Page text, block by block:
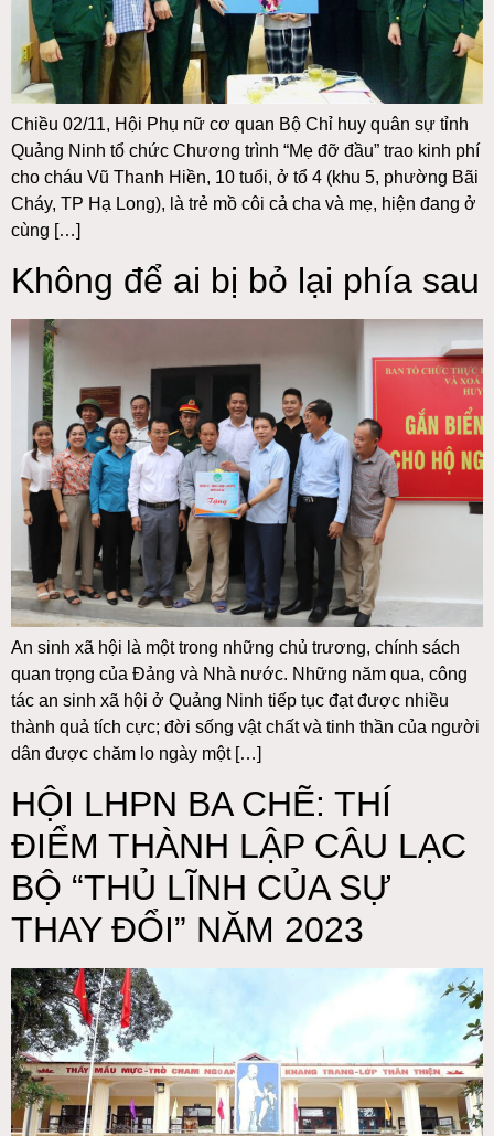
Chiều 02/11, Hội Phụ nữ cơ quan Bộ Chỉ huy quân sự tỉnh
Quảng Ninh tổ chức Chương trình “Mẹ đỡ đầu” trao kinh phí
cho cháu Vũ Thanh Hiền, 10 tuổi, ở tổ 4 (khu 5, phường Bãi
Cháy, TP Hạ Long), là trẻ mồ côi cả cha và mẹ, hiện đang ở
cùng […]
Không để ai bị bỏ lại phía sau
An sinh xã hội là một trong những chủ trương, chính sách
quan trọng của Ðảng và Nhà nước. Những năm qua, công
tác an sinh xã hội ở Quảng Ninh tiếp tục đạt được nhiều
thành quả tích cực; đời sống vật chất và tinh thần của người
dân được chăm lo ngày một […]
HỘI LHPN BA CHẼ: THÍ
ĐIỂM THÀNH LẬP CÂU LẠC
BỘ “THỦ LĨNH CỦA SỰ
THAY ĐỔI” NĂM 2023